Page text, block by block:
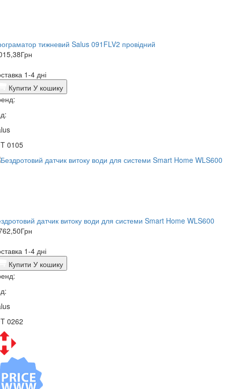
тижневий Salus 091FLV2 провідний
Грн
1-4 дні
Купити У кошику
0105
датчик витоку води для системи Smart Home WLS600
Грн
1-4 дні
Купити У кошику
0262